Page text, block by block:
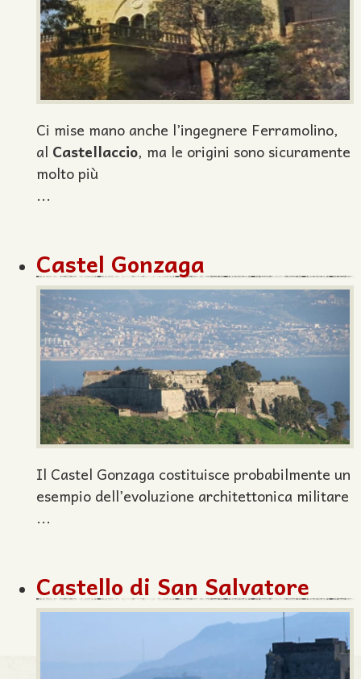
Ci mise mano anche l’ingegnere Ferramolino,
al Castellaccio, ma le origini sono sicuramente
molto più
...
Castel Gonzaga
Il Castel Gonzaga costituisce probabilmente un
esempio dell’evoluzione architettonica militare
...
Castello di San Salvatore